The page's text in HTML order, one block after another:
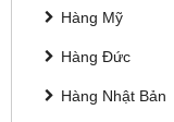
Hàng Mỹ
Hàng Đức
Hàng Nhật Bản